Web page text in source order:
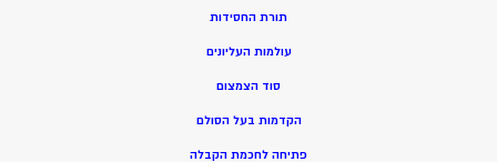
תורת החסידות
עולמות העליונים
סוד הצמצום
הקדמות בעל הסולם
פתיחה לחכמת הקבלה